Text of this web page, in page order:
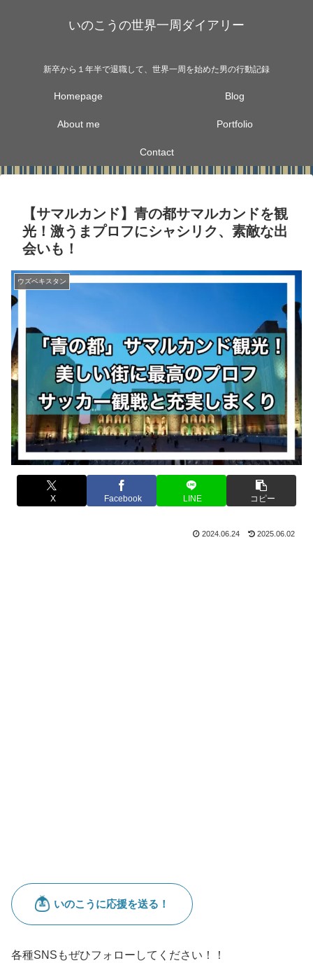
いのこうの世界一周ダイアリー
新卒から１年半で退職して、世界一周を始めた男の行動記録
Homepage Blog
About me Portfolio
Contact
【サマルカンド】青の都サマルカンドを観
光！激うまプロフにシャシリク、素敵な出
会いも！
ウズベキスタン
X Facebook LINE コピー
2024.06.24 2025.06.02
各種SNSもぜひフォローしてください！！